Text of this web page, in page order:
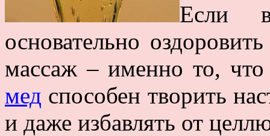
Если
основательно
массаж – именно то,
мед способен творить
и даже избавлять от